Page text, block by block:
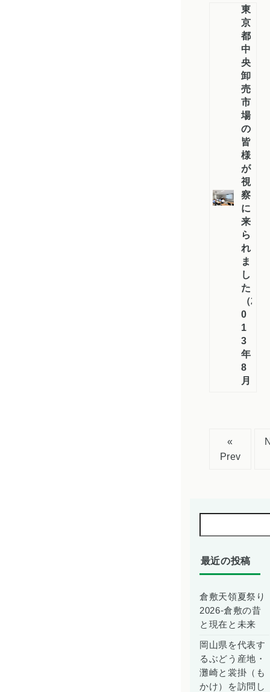
東
京
都
中
央
卸
売
市
場
の
皆
様
が
視
察
に
来
ら
れ
ま
し
た
（2
0
1
3
年
8
月）
«
Prev
最近の投稿
倉敷天領夏祭り
2026-倉敷の昔
と現在と未来
岡山県を代表す
るぶどう産地・
灘崎と裳掛（も
かけ）を訪問し